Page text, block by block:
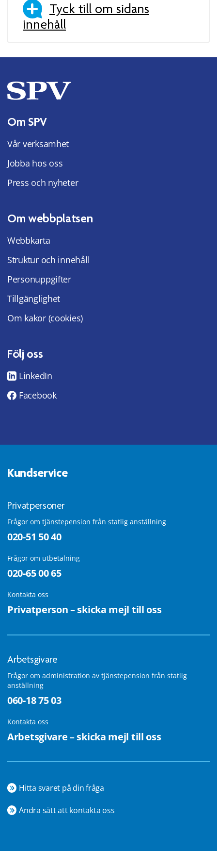
Tyck till om sidans
innehåll
Om SPV
Vår verksamhet
Jobba hos oss
Press och nyheter
Om webbplatsen
Webbkarta
Struktur och innehåll
Personuppgifter
Tillgänglighet
Om kakor (cookies)
Följ oss
LinkedIn
Facebook
Kundservice
Privatpersoner
Frågor om tjänstepension från statlig anställning
020-51 50 40
Frågor om utbetalning
020-65 00 65
Kontakta oss
Privatperson – skicka mejl till oss
Arbetsgivare
Frågor om administration av tjänstepension från statlig
anställning
060-18 75 03
Kontakta oss
Arbetsgivare – skicka mejl till oss
Hitta svaret på din fråga
Andra sätt att kontakta oss